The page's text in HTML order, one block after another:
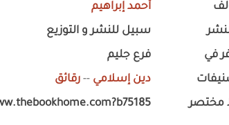
أحمد إبراهيم
سبيل للنشر و التوزيع
في فرع جليم
دين إسلامي -- رقائق
مختصر